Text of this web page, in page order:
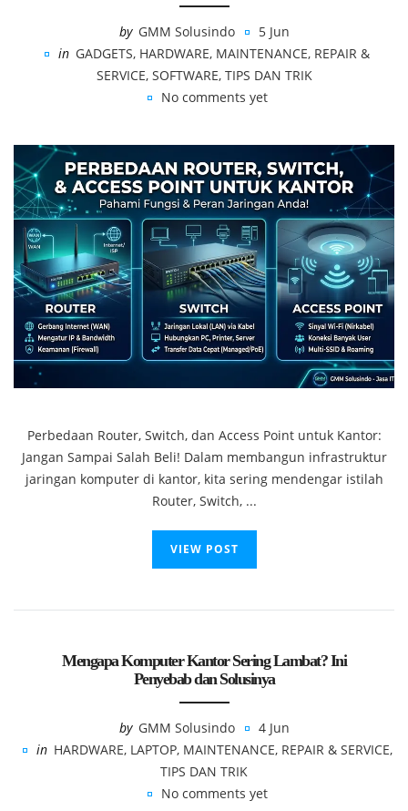
by GMM Solusindo
5 Jun
in GADGETS, HARDWARE, MAINTENANCE, REPAIR &
SERVICE, SOFTWARE, TIPS DAN TRIK
No comments yet
Perbedaan Router, Switch, dan Access Point untuk Kantor:
Jangan Sampai Salah Beli! Dalam membangun infrastruktur
jaringan komputer di kantor, kita sering mendengar istilah
Router, Switch, ...
VIEW POST
Mengapa Komputer Kantor Sering Lambat? Ini
Penyebab dan Solusinya
by GMM Solusindo
4 Jun
in HARDWARE, LAPTOP, MAINTENANCE, REPAIR & SERVICE,
TIPS DAN TRIK
No comments yet